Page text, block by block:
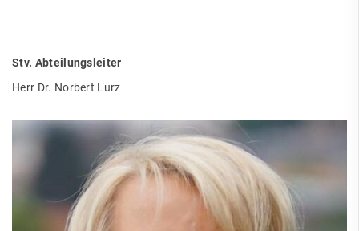
Stv. Abteilungsleiter
Herr Dr. Norbert Lurz